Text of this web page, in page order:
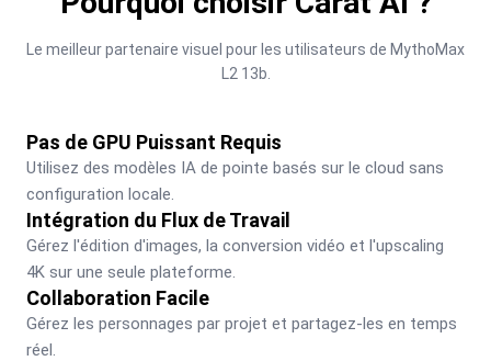
Le meilleur partenaire visuel pour les utilisateurs de MythoMax
L2 13b.
Pas de GPU Puissant Requis
Utilisez des modèles IA de pointe basés sur le cloud sans
configuration locale.
Intégration du Flux de Travail
Gérez l'édition d'images, la conversion vidéo et l'upscaling
4K sur une seule plateforme.
Collaboration Facile
Gérez les personnages par projet et partagez-les en temps
réel.